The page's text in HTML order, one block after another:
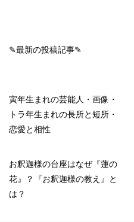
✎最新の投稿記事✎
寅年生まれの芸能人・画像・
トラ年生まれの長所と短所・
恋愛と相性
お釈迦様の台座はなぜ『蓮の
花』？『お釈迦様の教え』と
は？